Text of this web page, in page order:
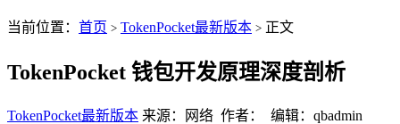
当前位置： 首页 > TokenPocket最新版本 > 正文
TokenPocket 钱包开发原理深度剖析
TokenPocket最新版本 来源：网络 作者： 编辑：qbadmin